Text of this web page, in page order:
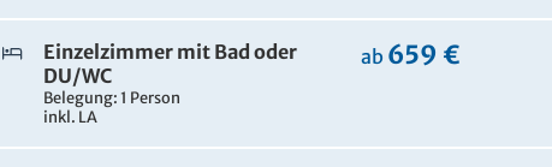
Einzelzimmer mit Bad oder
DU/WC
Belegung: 1 Person
inkl. LA
ab 659 €